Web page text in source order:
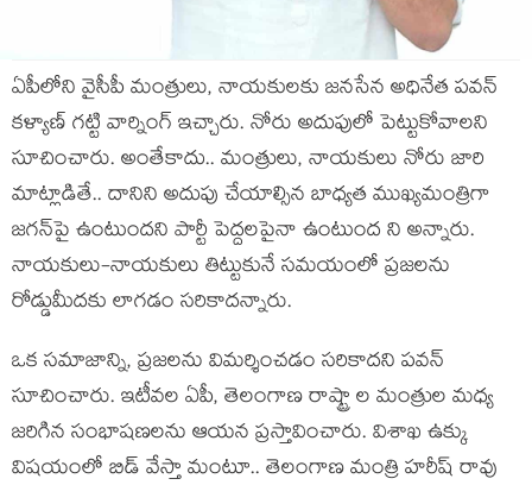
ఏపీలోని వైసీపీ మంత్రులు, నాయ‌కుల‌కు జ‌న‌సేన అధినేత ప‌వ‌న్
క‌ళ్యాణ్ గ‌ట్టి వార్నింగ్ ఇచ్చారు. నోరు అదుపులో పెట్టుకోవాల‌ని
సూచించారు. అంతేకాదు.. మంత్రులు, నాయ‌కులు నోరు జారి
మాట్లాడితే.. దానిని అదుపు చేయాల్సిన బాధ్య‌త ముఖ్య‌మంత్రిగా
జ‌గ‌న్‌పై ఉంటుంద‌ని పార్టీ పెద్ద‌ల‌పైనా ఉంటుంద ని అన్నారు.
నాయ‌కులు-నాయ‌కులు తిట్టుకునే స‌మ‌యంలో ప్ర‌జ‌ల‌ను
రోడ్డుమీద‌కు లాగడం స‌రికాద‌న్నారు.
ఒక స‌మాజాన్ని, ప్ర‌జ‌ల‌ను విమ‌ర్శించ‌డం స‌రికాద‌ని ప‌వ‌న్
సూచించారు. ఇటీవ‌ల ఏపీ, తెలంగాణ రాష్ట్రా ల మంత్రుల మ‌ధ్య
జ‌రిగిన సంభాష‌ణ‌ల‌ను ఆయ‌న ప్ర‌స్తావించారు. విశాఖ ఉక్కు
విష‌యంలో బిడ్ వేస్తా మంటూ.. తెలంగాణ మంత్రి హ‌రీష్ రావు